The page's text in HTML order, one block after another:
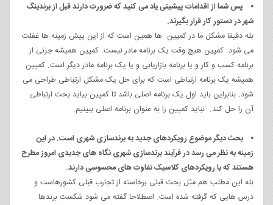
پس شما از اقدامات پیشینی یاد می کنید که ضرورت دارند قبل از برندینگ
شهر در دستور کار قرار بگیرند.
بله دقیقا مشکل ما در کمپین ها همین است که از این پیش زمینه ها غفلت
می شود. کمپین هیچ وقت یک برنامه مادر نیست. کمپین همیشه جزئی از
برنامه کسب و کار و یا برنامه بازاریابی و یا یک برنامه مادر دیگر است. کمپین
همیشه یک برنامه ارتباطی است که برای حل یک مشکل ارتباطی طراحی می
شود. بنابراین باید اول یک برنامه اصلی باشد تا کمپین بیاید بحث ارتباطی
آن را حل کند. نباید کمپین را به عنوان برنامه اصلی ببینیم.
بحث دیگر موضوع رویکردهای جدید به برندسازی شهری است. در این
زمینه به نظر می رسد در فرآیند برندسازی شهری نگاه های جدیدی امروز مطرح
هستند که با رویکردهای کلاسیک تفاوت های محسوسی دارند.
بله این مطلب هم مثل بحث قبلی برخاسته از تجارب قبلی کشورهاست و
درس هایی که گرفته شده است. اصطلاحا گفته می شود شکست برندها